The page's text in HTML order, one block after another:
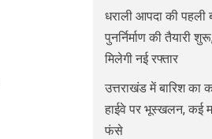
धराली आपदा की पहली
पुनर्निर्माण की तैयारी
मिलेगी नई रफ्तार
उत्तराखंड में बारिश का
हाईवे पर भूस्खलन, कई
फंसे